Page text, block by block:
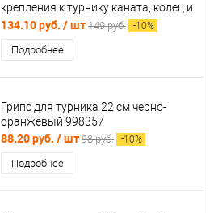
крепления к турнику каната, колец и
т.д.) 998490
134.10 руб. / шт 149 руб. -10%
Подробнее
Грипс для турника 22 см черно-
оранжевый 998357
88.20 руб. / шт 98 руб. -10%
Подробнее